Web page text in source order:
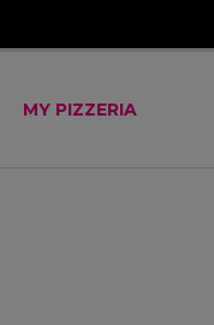
MY PIZZERIA